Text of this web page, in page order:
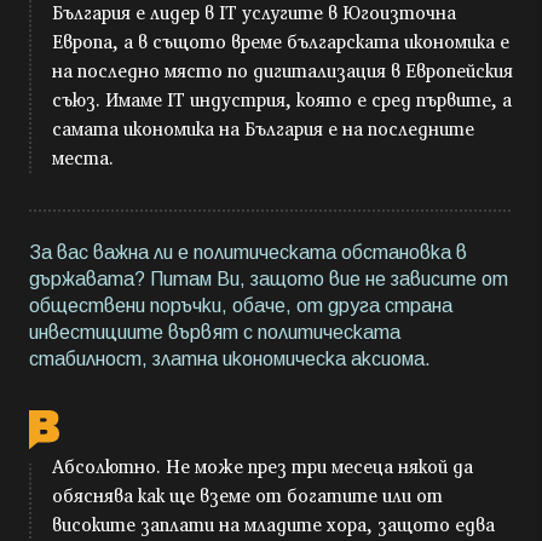
България е лидер в IT услугите в Югоизточна
Европа, а в същото време българската икономика е
на последно място по дигитализация в Европейския
съюз. Имаме IT индустрия, която е сред първите, а
самата икономика на България е на последните
места.
За вас важна ли е политическата обстановка в
държавата? Питам Ви, защото вие не зависите от
обществени поръчки, обаче, от друга страна
инвестициите вървят с политическата
стабилност, златна икономическа аксиома.
Абсолютно. Не може през три месеца някой да
обяснява как ще вземе от богатите или от
високите заплати на младите хора, защото едва